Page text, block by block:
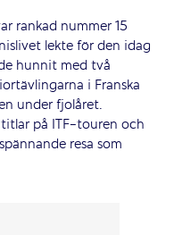
rankad nummer 15
lekte för den idag
hunnit med två
i Franska
under fjolåret.
på ITF-touren och
resa som